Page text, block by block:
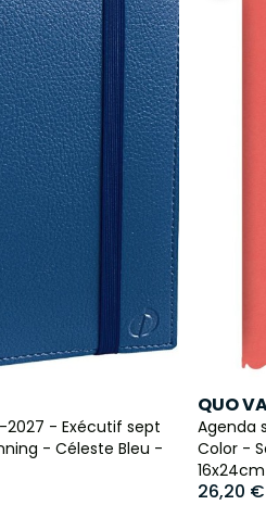
2027 - Exécutif sept
- Céleste Bleu -
QUO
Agenda
Color -
16x24cm
26,20 €